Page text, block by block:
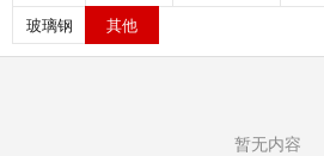
玻璃钢
其他
暂无内容